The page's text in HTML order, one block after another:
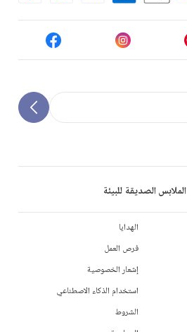
الملابس الصديقة للبيئة
الهدايا
فرص العمل
إشعار الخصوصية
استخدام الذكاء الاصطناعي
الشروط